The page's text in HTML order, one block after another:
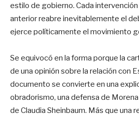
estilo de gobierno. Cada
anterior reabre inevitablemente el
ejerce políticamente el movimiento
Se equivocó en la forma porque la
de una opinión sobre la relación con
documento se convierte en una
obradorismo, una defensa de
de Claudia Sheinbaum. Más que una